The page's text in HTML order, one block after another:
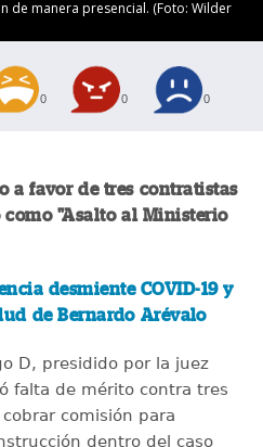
de manera presencial. (Foto: Wilder
0 0 0
a favor de tres contratistas
"Asalto al Ministerio
desmiente COVID-19 y
de Bernardo Arévalo
D, presidido por la juez
falta de mérito contra tres
comisión para
dentro del caso